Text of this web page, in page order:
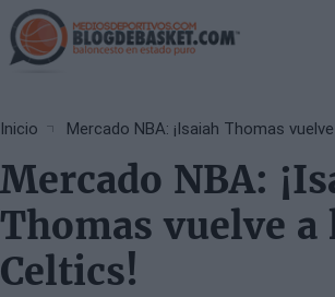
Skip
to
main
Breadcrumb
Inicio Mercado NBA: ¡Isaiah Thomas
Mercado NBA:
Thomas vuelve a
Celtics!